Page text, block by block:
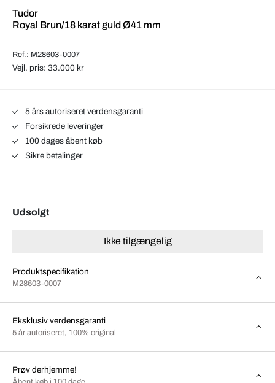
Tudor
Royal Brun/18 karat guld Ø41 mm
Ref.: M28603-0007
Vejl. pris: 33.000 kr
5 års autoriseret verdensgaranti
Forsikrede leveringer
100 dages åbent køb
Sikre betalinger
Udsolgt
Ikke tilgængelig
Produktspecifikation
M28603-0007
Eksklusiv verdensgaranti
5 år autoriseret, 100% original
Prøv derhjemme!